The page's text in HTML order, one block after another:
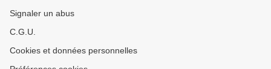
Signaler un abus
C.G.U.
Cookies et données personnelles